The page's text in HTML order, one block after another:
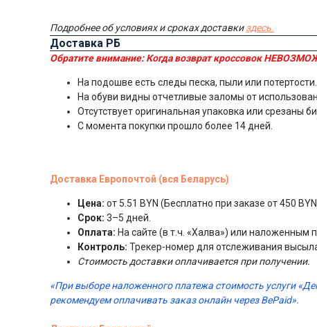
Подробнее об условиях и сроках доставкиздесь.
Доставка РБ
Обратите внимание:Когда возврат кроссовок
На подошве есть следы песка, пыли или потертости.
На обуви видны отчетливые заломы от
Отсутствует оригинальная упаковка или срезаны
С момента покупки прошло более 14 дней.
Доставка Европочтой (вся Беларусь)
Цена: от 5.51 BYN (Бесплатно при заказе от 450
Срок: 3–5 дней.
Оплата: На сайте (в т.ч. «Халва») или наложенным
Контроль: Трекер-номер для отслеживания
Стоимость доставки оплачивается при получении.
«При выборе наложенного платежа стоимость услуги
рекомендуем оплачивать заказ онлайн через BePaid».